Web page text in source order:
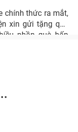
chính thức ra mắt,
xin gửi tặng quý
phần quà hấp